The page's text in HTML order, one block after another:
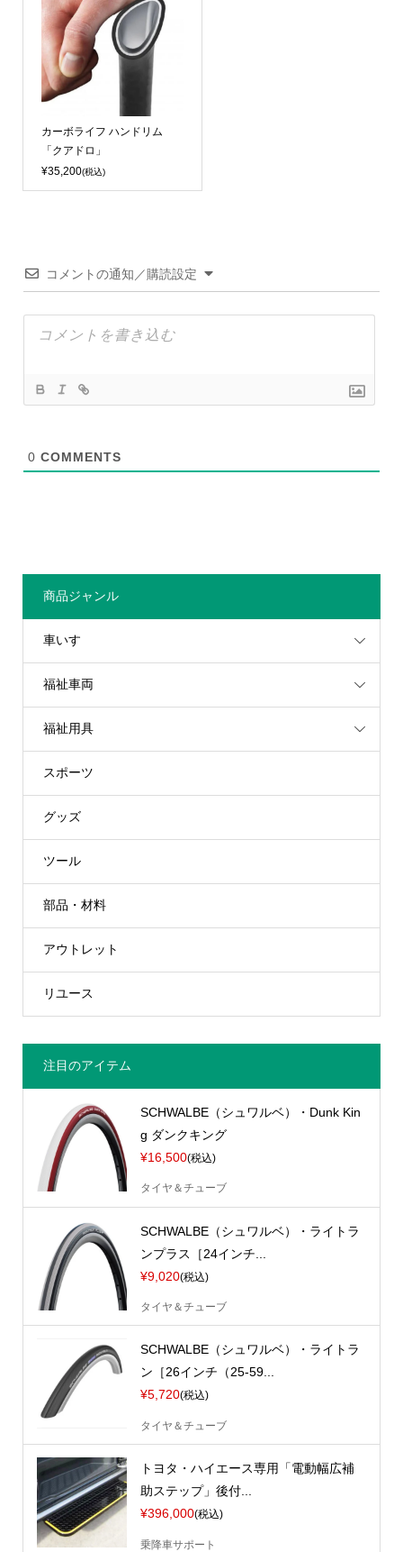
カーボライフ ハンドリム
「クアドロ」
¥35,200(税込)
コメントの通知／購読設定
0 COMMENTS
商品ジャンル
車いす
福祉車両
福祉用具
スポーツ
グッズ
ツール
部品・材料
アウトレット
リユース
注目のアイテム
SCHWALBE（シュワルベ）・Dunk Kin
g ダンクキング
¥16,500(税込)
タイヤ＆チューブ
SCHWALBE（シュワルベ）・ライトラ
ンプラス［24インチ...
¥9,020(税込)
タイヤ＆チューブ
SCHWALBE（シュワルベ）・ライトラ
ン［26インチ（25-59...
¥5,720(税込)
タイヤ＆チューブ
トヨタ・ハイエース専用「電動幅広補
助ステップ」後付...
¥396,000(税込)
乗降車サポート